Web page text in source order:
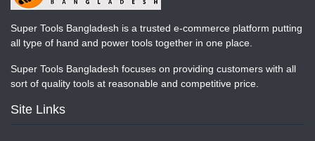
Super Tools Bangladesh is a trusted e-commerce platform putting
all type of hand and power tools together in one place.
Super Tools Bangladesh focuses on providing customers with all
sort of quality tools at reasonable and competitive price.
Site Links